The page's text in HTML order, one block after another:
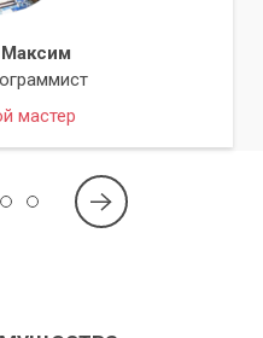
мастер